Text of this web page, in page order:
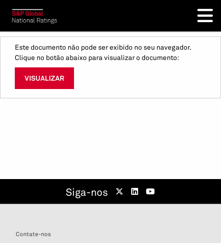
Este documento não pode ser exibido no seu navegador.
Clique no botão abaixo para visualizar o documento:
VISUALIZAR
Siga-nos
Contate-nos